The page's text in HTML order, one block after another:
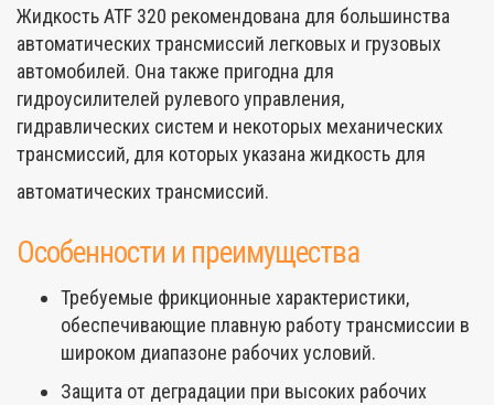
Жидкость ATF 320 рекомендована для большинства
автоматических трансмиссий легковых и грузовых
автомобилей. Она также пригодна для
гидроусилителей рулевого управления,
гидравлических систем и некоторых механических
трансмиссий, для которых указана жидкость для
автоматических трансмиссий.
Особенности и преимущества
Требуемые фрикционные характеристики,
обеспечивающие плавную работу трансмиссии в
широком диапазоне рабочих условий.
Защита от деградации при высоких рабочих